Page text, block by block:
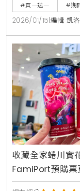
#買一送一 #期
2026/01/15 編輯 凱
收藏全家蜷川實
FamiPort預購票